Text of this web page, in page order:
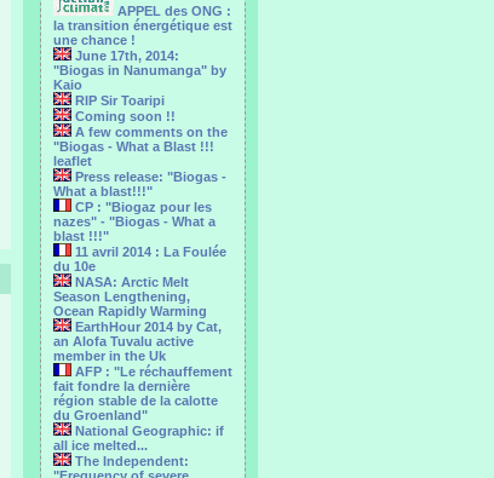
APPEL des ONG :
la transition énergétique est
une chance !
June 17th, 2014:
"Biogas in Nanumanga" by
Kaio
RIP Sir Toaripi
Coming soon !!
A few comments on the
"Biogas - What a Blast !!!
leaflet
Press release: "Biogas -
What a blast!!!"
CP : "Biogaz pour les
nazes" - "Biogas - What a
blast !!!"
11 avril 2014 : La Foulée
du 10e
NASA: Arctic Melt
Season Lengthening,
Ocean Rapidly Warming
EarthHour 2014 by Cat,
an Alofa Tuvalu active
member in the Uk
AFP : "Le réchauffement
fait fondre la dernière
région stable de la calotte
du Groenland"
National Geographic: if
all ice melted...
The Independent: